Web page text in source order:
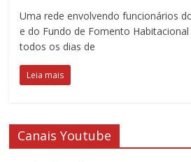
Uma rede envolvendo funcionários
e do Fundo de Fomento
todos os dias de
Leia mais
Canais Youtube